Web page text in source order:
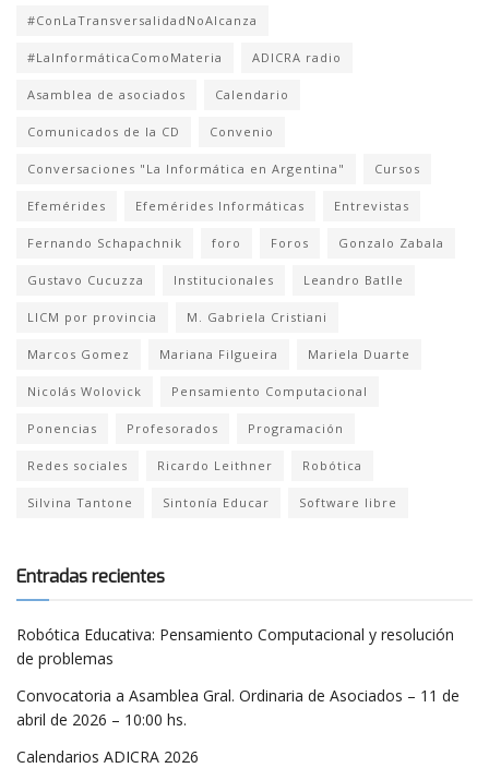
#ConLaTransversalidadNoAlcanza
#LaInformáticaComoMateria ADICRA radio
Asamblea de asociados Calendario
Comunicados de la CD Convenio
Conversaciones "La Informática en Argentina" Cursos
Efemérides Efemérides Informáticas Entrevistas
Fernando Schapachnik foro Foros Gonzalo Zabala
Gustavo Cucuzza Institucionales Leandro Batlle
LICM por provincia M. Gabriela Cristiani
Marcos Gomez Mariana Filgueira Mariela Duarte
Nicolás Wolovick Pensamiento Computacional
Ponencias Profesorados Programación
Redes sociales Ricardo Leithner Robótica
Silvina Tantone Sintonía Educar Software libre
Entradas recientes
Robótica Educativa: Pensamiento Computacional y resolución
de problemas
Convocatoria a Asamblea Gral. Ordinaria de Asociados – 11 de
abril de 2026 – 10:00 hs.
Calendarios ADICRA 2026